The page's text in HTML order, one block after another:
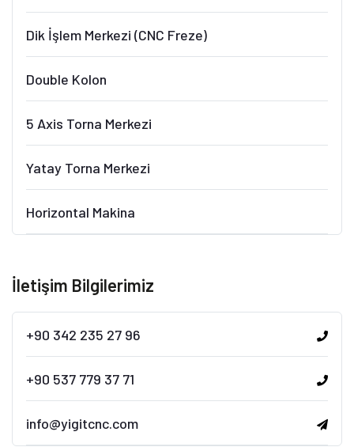
Dik İşlem Merkezi (CNC Freze)
Double Kolon
5 Axis Torna Merkezi
Yatay Torna Merkezi
Horizontal Makina
İletişim Bilgilerimiz
+90 342 235 27 96
+90 537 779 37 71
info@yigitcnc.com